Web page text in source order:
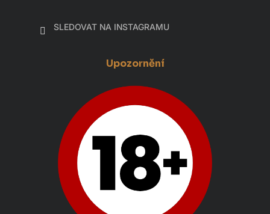
SLEDOVAT NA INSTAGRAMU
Upozornění